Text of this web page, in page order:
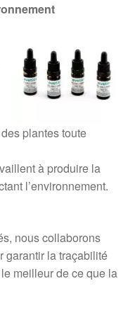
plantes toute
à produire la
l’environnement.
nous collaborons
garantir la traçabilité
meilleur de ce que la